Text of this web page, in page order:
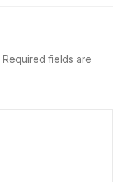
Required fields are